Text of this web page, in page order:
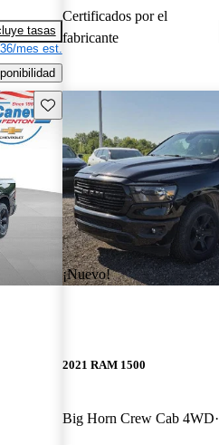
tasas
mes est.
Certificados por el
fabricante
Guarda este Aviso
¡Nuevo!
2021 RAM 1500
Big Horn Crew Cab 4WD